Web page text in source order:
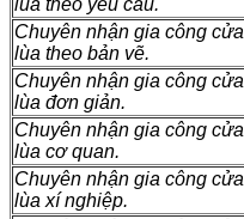
lùa theo yêu cầu.
Chuyên nhận gia công cửa
lùa theo bản vẽ.
Chuyên nhận gia công cửa
lùa đơn giản.
Chuyên nhận gia công cửa
lùa cơ quan.
Chuyên nhận gia công cửa
lùa xí nghiệp.